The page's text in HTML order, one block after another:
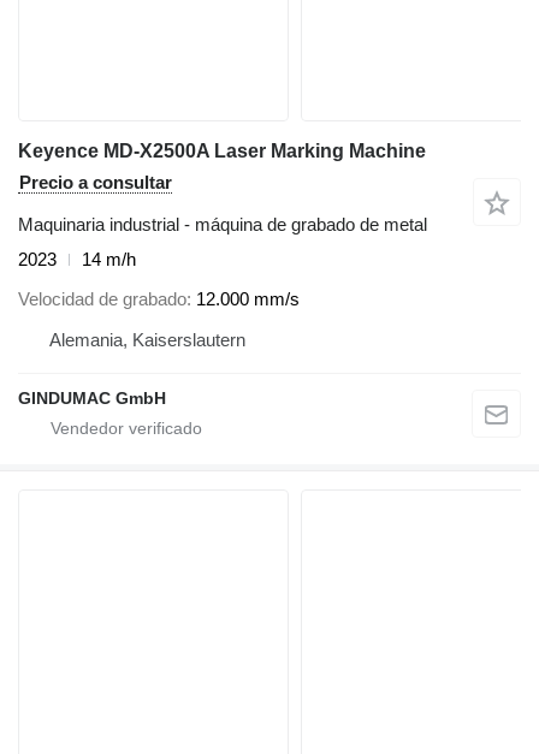
Keyence MD-X2500A Laser Marking Machine
Precio a consultar
Maquinaria industrial - máquina de grabado de metal
2023
14 m/h
Velocidad de grabado 12.000 mm/s
Alemania, Kaiserslautern
GINDUMAC GmbH